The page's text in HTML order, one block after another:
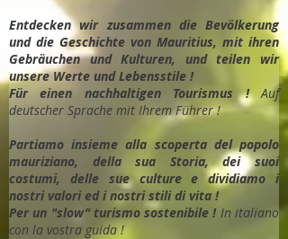
Entdecken wir zusammen die Bevölkerung
und die Geschichte von Mauritius, mit ihren
Gebräuchen und Kulturen, und teilen wir
unsere Werte und Lebensstile !
Für einen nachhaltigen Tourismus !Auf
deutscher Sprache mit Ihrem Führer !
Partiamo insieme alla scoperta del popolo
mauriziano, della sua Storia, dei suoi
costumi, delle sue culture e dividiamo i
nostri valori ed i nostri stili di vita !
Per un "slow" turismo sostenibile !In italiano
con la vostra guida !